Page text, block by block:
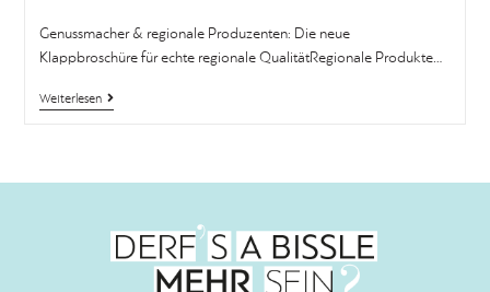
Genussmacher & regionale Produzenten: Die neue
Klappbroschüre für echte regionale QualitätRegionale Produkte…
Weiterlesen